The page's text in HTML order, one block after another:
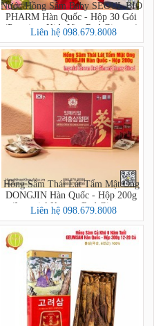
Nước Hồng Sâm Baby SEOUL BIO
PHARM Hàn Quốc - Hộp 30 Gói
(Premium Kids Vita Red Ginseng)
Liên hệ 098.679.8008
Hồng Sâm Thái Lát Tẩm Mật Ong
DONGJIN Hàn Quốc - Hộp 200g
(Imperial Korean Red Ginseng
Honey Sliced)
Liên hệ 098.679.8008